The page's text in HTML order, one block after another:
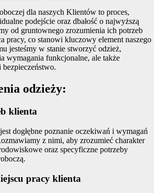
dla naszych Klientów to proces,
podejście oraz dbałość o najwyższą
od gruntownego zrozumienia ich potrzeb
pracy, co stanowi kluczowy element naszego
jesteśmy w stanie stworzyć odzież,
wymagania funkcjonalne, ale także
odzieży:
klienta
dogłębne poznanie oczekiwań i wymagań
z nimi, aby zrozumieć charakter
oraz specyficzne potrzeby
pracy klienta